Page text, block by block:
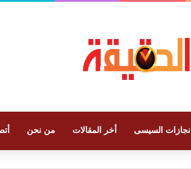
انجازات السيسى أخر المقالات من نحن